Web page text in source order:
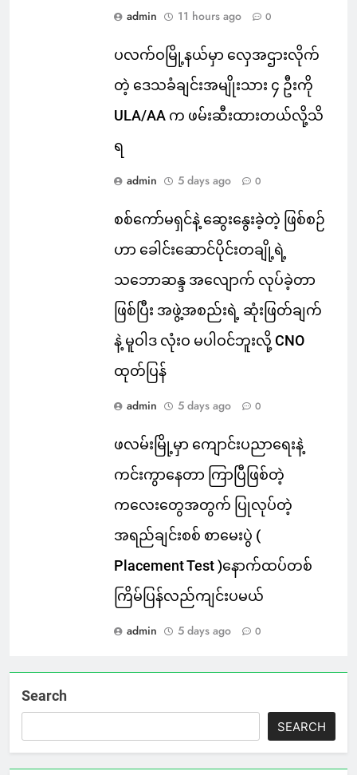
admin 11 hours ago 0
ပလက်ဝမြို့နယ်မှာ လှေအဌားလိုက်
တဲ့ ဒေသခံချင်းအမျိုးသား ၄ ဦးကို
ULA/AA က ဖမ်းဆီးထားတယ်လို့သိ
ရ
admin 5 days ago 0
စစ်ကော်မရှင်နဲ့ ဆွေးနွေးခဲ့တဲ့ ဖြစ်စဉ်
ဟာ ခေါင်းဆောင်ပိုင်းတချို့ရဲ့
သဘောဆန္ဒ အလျောက် လုပ်ခဲ့တာ
ဖြစ်ပြီး အဖွဲ့အစည်းရဲ့ ဆုံးဖြတ်ချက်
နဲ့ မူဝါဒ လုံးဝ မပါဝင်ဘူးလို့ CNO
ထုတ်ပြန်
admin 5 days ago 0
ဖလမ်းမြို့မှာ ကျောင်းပညာရေးနဲ့
ကင်းကွာနေတာ ကြာပြီဖြစ်တဲ့
ကလေးတွေအတွက် ပြုလုပ်တဲ့
အရည်ချင်းစစ် စာမေးပွဲ (
Placement Test )နောက်ထပ်တစ်
ကြိမ်ပြန်လည်ကျင်းပမယ်
admin 5 days ago 0
Search
SEARCH